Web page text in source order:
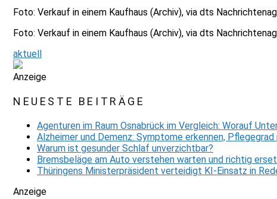
Foto: Verkauf in einem Kaufhaus (Archiv), via dts
Foto: Verkauf in einem Kaufhaus (Archiv), via dts
aktuell
Anzeige
NEUESTE BEITRÄGE
Agenturen im Raum Osnabrück im Vergleich: Worauf
Alzheimer und Demenz: Symptome erkennen,
Warum ist gesunder Schlaf unverzichtbar?
Bremsbeläge am Auto verstehen warten und richtig
Thüringens Ministerpräsident verteidigt KI-Einsatz in
Anzeige